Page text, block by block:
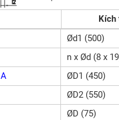
Kích
Ød1 (500)
n x Ød (8 x
ØD1 (450)
ØD2 (550)
ØD (75)